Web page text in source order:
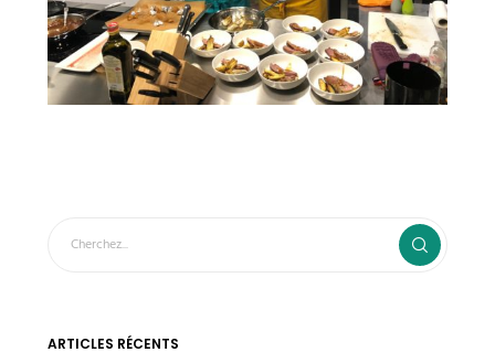
ARTICLES RÉCENTS